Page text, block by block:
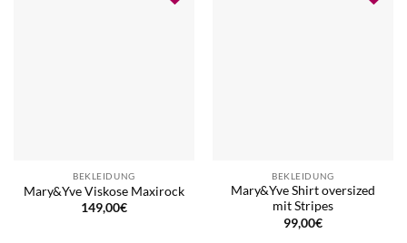
BEKLEIDUNG
Mary&Yve Viskose Maxirock
149,00€
BEKLEIDUNG
Mary&Yve Shirt oversized
mit Stripes
99,00€